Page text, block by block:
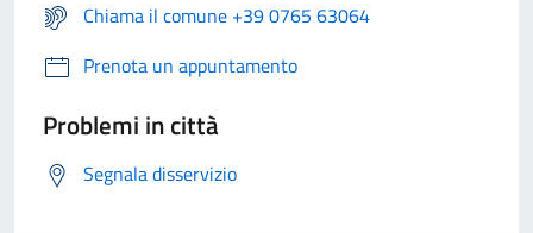
Chiama il comune +39 0765 63064
Prenota un appuntamento
Problemi in città
Segnala disservizio